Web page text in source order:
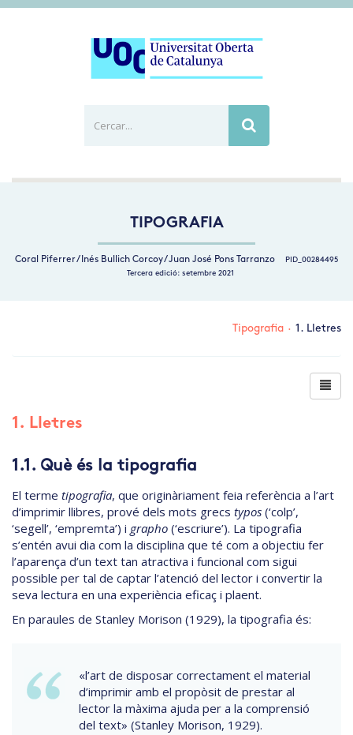
TIPOGRAFIA
Coral Piferrer / Inés Bullich Corcoy / Juan José Pons Tarranzo
PID_00284495
Tercera edició: setembre 2021
Tipografia · 1. Lletres
1. Lletres
1.1. Què és la tipografia
El terme tipografia, que originàriament feia referència a l’art
d’imprimir llibres, prové dels mots grecs typos (‘colp’,
‘segell’, ‘empremta’) i grapho (‘escriure’). La tipografia
s’entén avui dia com la disciplina que té com a objectiu fer
l’aparença d’un text tan atractiva i funcional com sigui
possible per tal de captar l’atenció del lector i convertir la
seva lectura en una experiència eficaç i plaent.
En paraules de Stanley Morison (1929), la tipografia és:
«l’art de disposar correctament el material
d’imprimir amb el propòsit de prestar al
lector la màxima ajuda per a la comprensió
del text» (Stanley Morison, 1929).